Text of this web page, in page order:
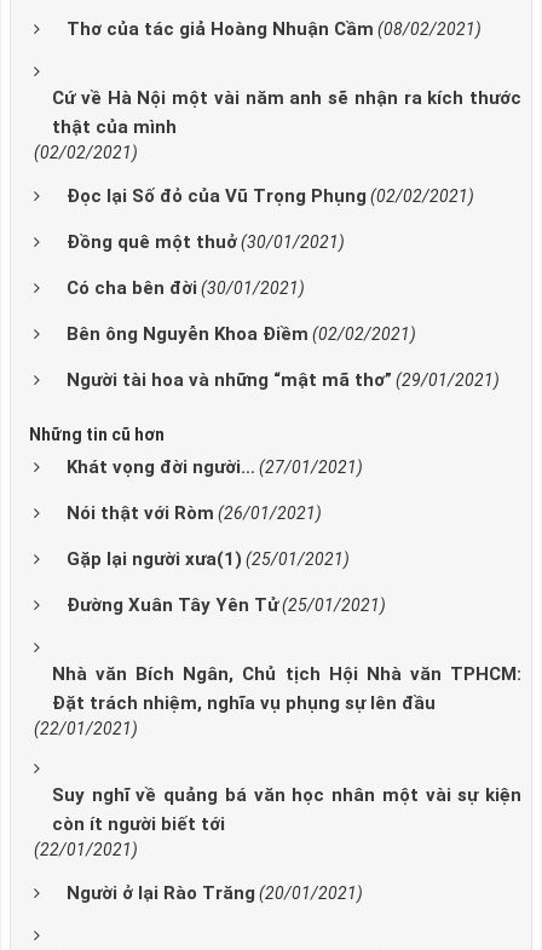
Thơ của tác giả Hoàng Nhuận Cầm (08/02/2021)
Cứ về Hà Nội một vài năm anh sẽ nhận ra kích thước
thật của mình
(02/02/2021)
Đọc lại Số đỏ của Vũ Trọng Phụng (02/02/2021)
Đồng quê một thuở(30/01/2021)
Có cha bên đời (30/01/2021)
Bên ông Nguyễn Khoa Điềm (02/02/2021)
Người tài hoa và những “mật mã thơ” (29/01/2021)
Những tin cũ hơn
Khát vọng đời người… (27/01/2021)
Nói thật với Ròm (26/01/2021)
Gặp lại người xưa(1) (25/01/2021)
Đường Xuân Tây Yên Tử(25/01/2021)
Nhà văn Bích Ngân, Chủ tịch Hội Nhà văn TPHCM:
Đặt trách nhiệm, nghĩa vụ phụng sự lên đầu
(22/01/2021)
Suy nghĩ về quảng bá văn học nhân một vài sự kiện
còn ít người biết tới
(22/01/2021)
Người ở lại Rào Trăng (20/01/2021)